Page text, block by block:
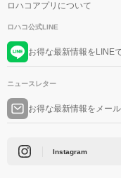
ロハコアプリについて
ロハコ公式LINE
お得な最新情報をLINE
ニュースレター
お得な最新情報をメー
Instagram